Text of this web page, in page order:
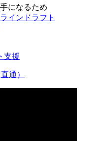
になるため
インドラフト
支援
通）